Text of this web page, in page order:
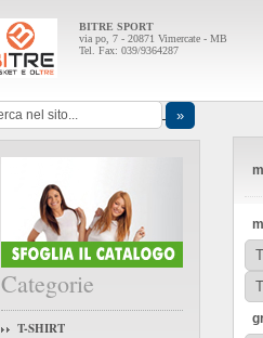
BITRE SPORT
via po, 7 - 20871 Vimercate - MB
Tel. Fax: 039/9364287
Categorie
T-SHIRT